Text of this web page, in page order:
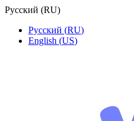
Русский (RU)
Русский (RU)
English (US)